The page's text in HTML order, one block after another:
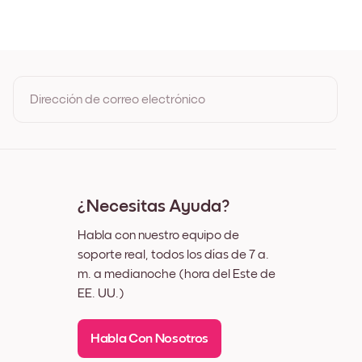
Dirección de correo electrónico
¿Necesitas Ayuda?
Habla con nuestro equipo de
soporte real, todos los días de 7 a.
m. a medianoche (hora del Este de
EE. UU.)
Habla Con Nosotros